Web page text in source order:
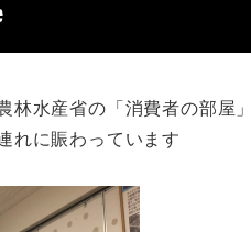
林水産省の「消費者の部屋
れに賑わっています